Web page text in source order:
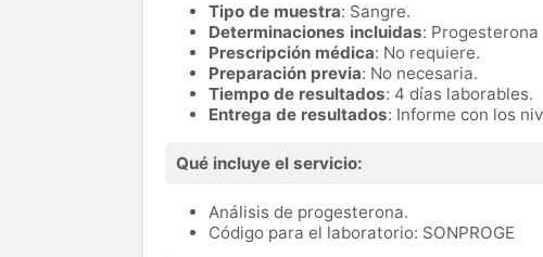
Tipo de muestra: Sangre.
Determinaciones incluidas: Progesterona
Prescripción médica: No requiere.
Preparación previa: No necesaria.
Tiempo de resultados: 4 días laborables.
Entrega de resultados: Informe con los
Qué incluye el servicio:
Análisis de progesterona.
Código para el laboratorio: SONPROGE